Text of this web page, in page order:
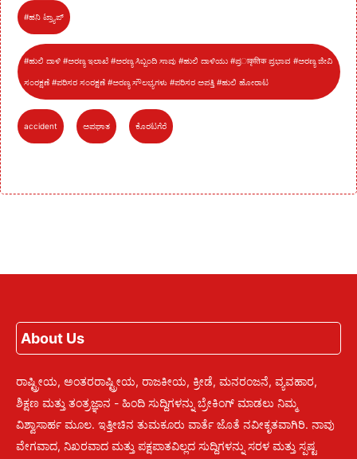
#ಹನಿ ಟ್ರ್ಯಾಪ್
#ಹುಲಿ ದಾಳಿ #ಅರಣ್ಯ ಇಲಾಖೆ #ಅರಣ್ಯ ಸಿಬ್ಬಂದಿ ಸಾವು #ಹುಲಿ ದಾಳಿಯು #ಪ್ರाकृतिक ಪ್ರಭಾವ #ಅರಣ್ಯ ಜೀವಿ
ಸಂರಕ್ಷಣೆ #ಪರಿಸರ ಸಂರಕ್ಷಣೆ #ಅರಣ್ಯ ಸೌಲಭ್ಯಗಳು #ಪರಿಸರ ಅಪತ್ತಿ #ಹುಲಿ ಹೋರಾಟ
accident ಅಪಘಾತ ಕೊರಟಗೆರೆ
About Us
ರಾಷ್ಟ್ರೀಯ, ಅಂತರರಾಷ್ಟ್ರೀಯ, ರಾಜಕೀಯ, ಕ್ರೀಡೆ, ಮನರಂಜನೆ, ವ್ಯವಹಾರ,
ಶಿಕ್ಷಣ ಮತ್ತು ತಂತ್ರಜ್ಞಾನ - ಹಿಂದಿ ಸುದ್ದಿಗಳನ್ನು ಬ್ರೇಕಿಂಗ್ ಮಾಡಲು ನಿಮ್ಮ
ವಿಶ್ವಾಸಾರ್ಹ ಮೂಲ. ಇತ್ತೀಚಿನ ತುಮಕೂರು ವಾರ್ತೆ ಜೊತೆ ನವೀಕೃತವಾಗಿರಿ. ನಾವು
ವೇಗವಾದ, ನಿಖರವಾದ ಮತ್ತು ಪಕ್ಷಪಾತವಿಲ್ಲದ ಸುದ್ದಿಗಳನ್ನು ಸರಳ ಮತ್ತು ಸ್ಪಷ್ಟ